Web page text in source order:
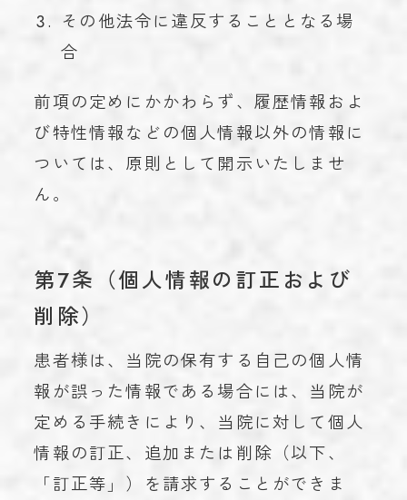
その他法令に違反することとなる場
合
前項の定めにかかわらず、履歴情報およ
び特性情報などの個人情報以外の情報に
ついては、原則として開示いたしませ
ん。
第7条（個人情報の訂正および
削除）
患者様は、当院の保有する自己の個人情
報が誤った情報である場合には、当院が
定める手続きにより、当院に対して個人
情報の訂正、追加または削除（以下、
「訂正等」）を請求することができま